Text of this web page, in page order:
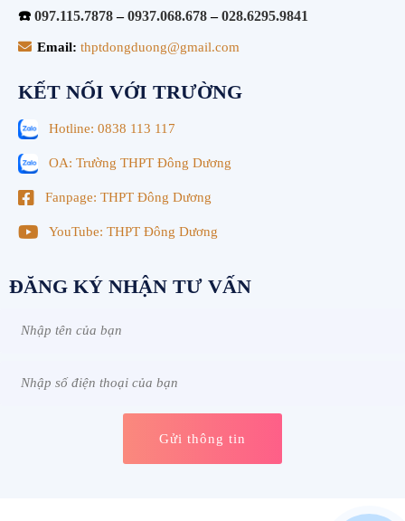
☎️ 097.115.7878–0937.068.678–028.6295.9841
Email: thptdongduong@gmail.com
KẾT NỐI VỚI TRƯỜNG
Hotline: 0838 113 117
OA: Trường THPT Đông Dương
Fanpage: THPT Đông Dương
YouTube: THPT Đông Dương
ĐĂNG KÝ NHẬN TƯ VẤN